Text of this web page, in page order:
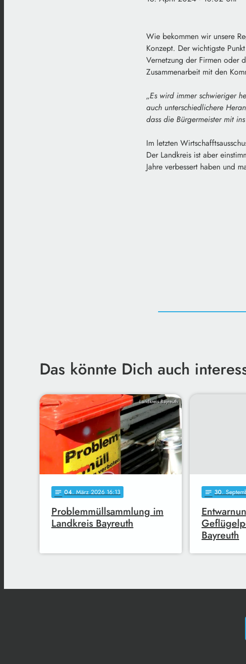
Wie bekommen wir unsere
Konzept. Der wichtigste
Vernetzung der Firmen oder
Zusammenarbeit mit den
„Es wird immer schwieriger
auch unterschiedlichere
dass die Bürgermeister mit
Im letzten
Der Landkreis ist aber
Jahre verbessert haben und
Das könnte Dich auch
Landkreis Bayreuth
notes 04. März 2026 16:13
Problemmüllsammlung im
Landkreis Bayreuth
notes 30.
Bayreuth